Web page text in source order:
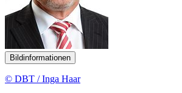
Bildinformationen
© DBT / Inga Haar